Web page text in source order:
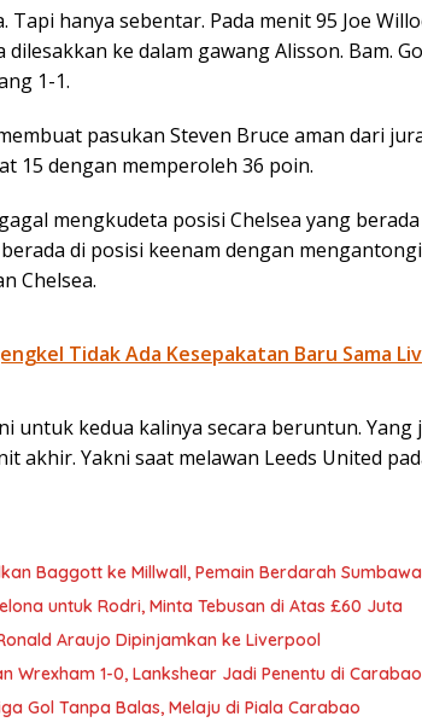
Tapi hanya sebentar. Pada menit 95 Joe
dilesakkan ke dalam gawang Alisson. Bam.
1-1.
pasukan Steven Bruce aman dari
15 dengan memperoleh 36 poin.
mengkudeta posisi Chelsea yang
di posisi keenam dengan
Chelsea.
Tidak Ada Kesepakatan Baru Sama
untuk kedua kalinya secara beruntun.
akhir. Yakni saat melawan Leeds United
Baggott ke Millwall, Pemain Berdarah
untuk Rodri, Minta Tebusan di Atas £60 Juta
Araujo Dipinjamkan ke Liverpool
Wrexham 1-0, Lankshear Jadi Penentu di
Gol Tanpa Balas, Melaju di Piala Carabao